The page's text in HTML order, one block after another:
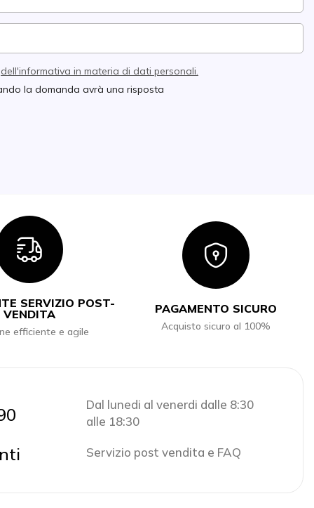
dell'informativa in materia di dati personali.
la domanda avrà una risposta
Icon
SERVIZIO POST-
VENDITA
efficiente e agile
Icon
PAGAMENTO SICURO
Acquisto sicuro al 100%
Dal lunedi al venerdi dalle 8:30
alle 18:30
Servizio post vendita e FAQ